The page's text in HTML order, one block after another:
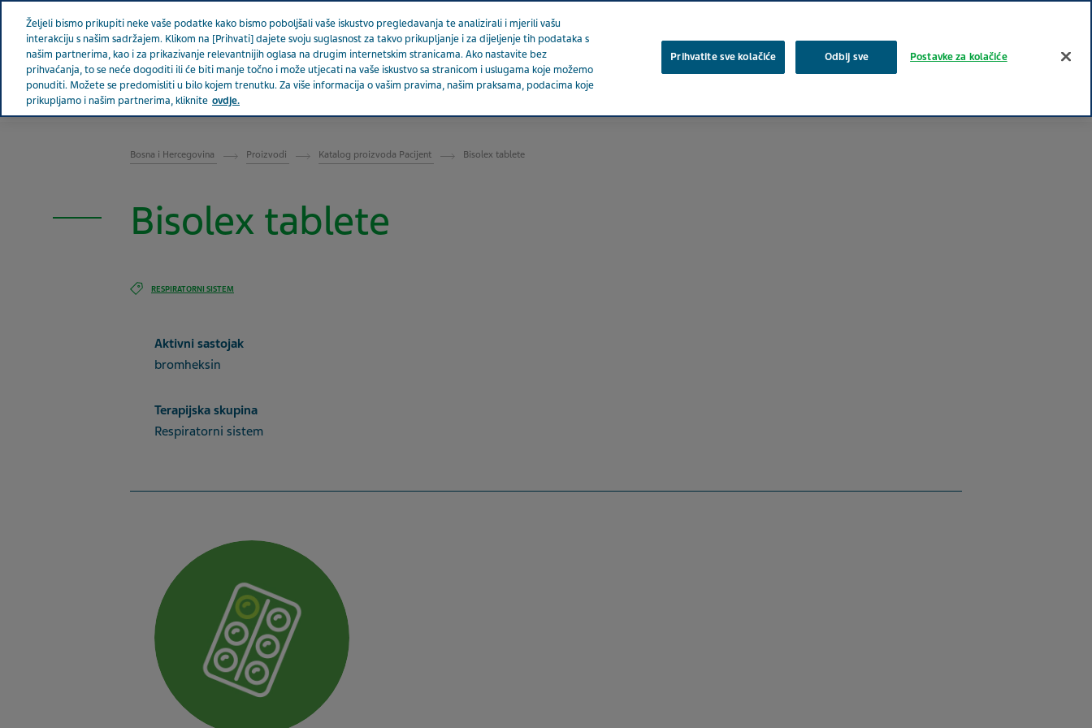
Teva u svijetu
BOSNA I HERCEGOVINA
Bosna i Hercegovina Proizvodi Katalog proizvoda Pacijent Bisolex tablete
Bisolex tablete
RESPIRATORNI SISTEM
Aktivni sastojak
bromheksin
Terapijska skupina
Respiratorni sistem
Željeli bismo prikupiti neke vaše podatke kako bismo poboljšali vaše iskustvo pregledavanja te analizirali i mjerili vašu
interakciju s našim sadržajem. Klikom na [Prihvati] dajete svoju suglasnost za takvo prikupljanje i za dijeljenje tih podataka s
našim partnerima, kao i za prikazivanje relevantnijih oglasa na drugim internetskim stranicama. Ako nastavite bez
prihvaćanja, to se neće dogoditi ili će biti manje točno i može utjecati na vaše iskustvo sa stranicom i uslugama koje možemo
ponuditi. Možete se predomisliti u bilo kojem trenutku. Za više informacija o vašim pravima, našim praksama, podacima koje
prikupljamo i našim partnerima, kliknite ovdje.
Prihvatite sve kolačiće Odbij sve Postavke za kolačiće